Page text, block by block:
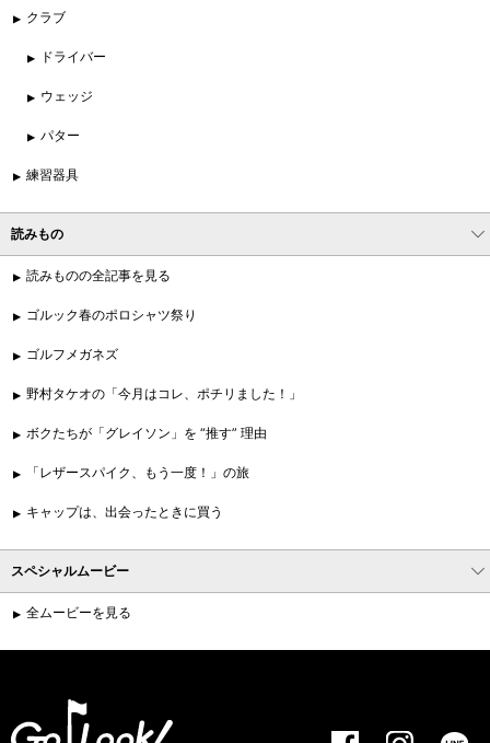
クラブ
ドライバー
ウェッジ
パター
練習器具
読みもの
読みものの全記事を見る
ゴルック春のポロシャツ祭り
ゴルフメガネズ
野村タケオの「今月はコレ、ポチリました！」
ボクたちが「グレイソン」を “推す” 理由
「レザースパイク、もう一度！」の旅
キャップは、出会ったときに買う
スペシャルムービー
全ムービーを見る